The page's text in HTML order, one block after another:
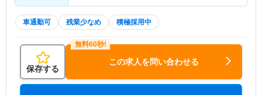
車通勤可 残業少なめ 積極採用中
保存する
この求人を問い合わせる